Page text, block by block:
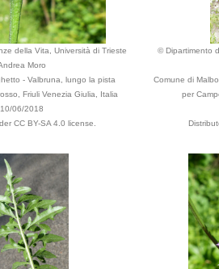
della Vita, Università di Trieste
Moro
- Valbruna, lungo la pista
Friuli Venezia Giulia, Italia
10/06/2018
CC BY-SA 4.0 license.
© Dipartimento
Comune di
per